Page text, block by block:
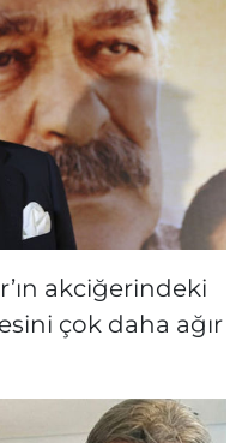
akciğerindeki
çok daha ağır